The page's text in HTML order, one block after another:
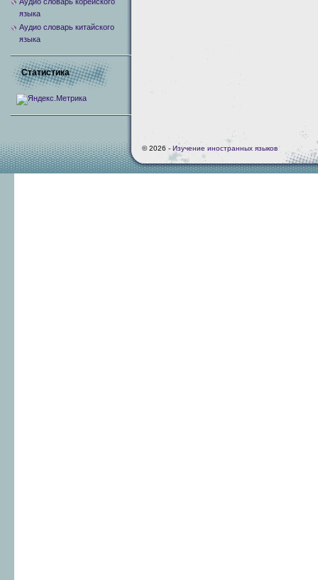
языка
Аудио словарь китайского
языка
Статистика
© 2026 - Изучение иностранных языков